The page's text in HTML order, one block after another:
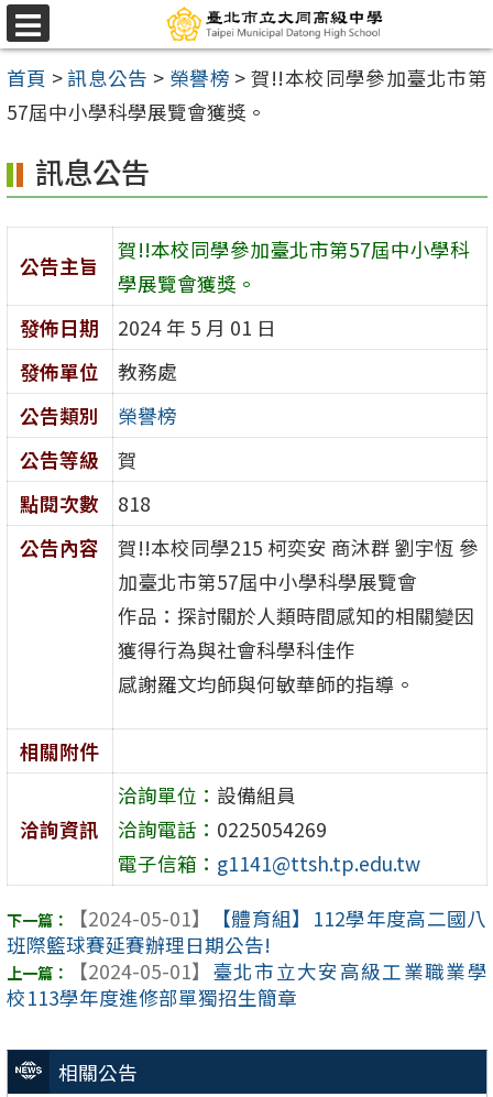
跳
至
主
要
容
區
選
單
首頁 >訊息公告 > 榮譽榜 > 賀!!本校同學參加臺北市第
57屆中小學科學展覽會獲獎。
相關公告
訊息公告
公告主旨
賀!!本校同學參加臺北市第57屆中小學科
學展覽會獲獎。
發佈日期
2024 年 5 月 01 日
發佈單位
教務處
公告類別
榮譽榜
公告等級
賀
點閱次數
818
公告內容
賀!!本校同學215 柯奕安 商沐群 劉宇恆 參
加臺北市第57屆中小學科學展覽會
作品：探討關於人類時間感知的相關變因
獲得行為與社會科學科佳作
感謝羅文均師與何敏華師的指導。
相關附件
洽詢資訊
洽詢單位： 設備組員
洽詢電話： 0225054269
電子信箱： g1141@ttsh.tp.edu.tw
【2024-05-01】
【體育組】112學年度高二國八
班際籃球賽延賽辦理日期公告!
【2024-05-01】 臺北市立大安高級工業職業學
校113學年度進修部單獨招生簡章